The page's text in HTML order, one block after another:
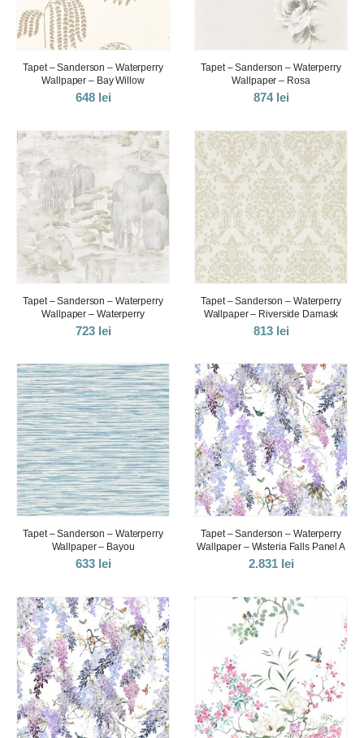
Tapet – Sanderson – Waterperry
Wallpaper – Bay Willow
648 lei
Tapet – Sanderson – Waterperry
Wallpaper – Rosa
874 lei
Tapet – Sanderson – Waterperry
Wallpaper – Waterperry
723 lei
Tapet – Sanderson – Waterperry
Wallpaper – Riverside Damask
813 lei
Tapet – Sanderson – Waterperry
Wallpaper – Bayou
633 lei
Tapet – Sanderson – Waterperry
Wallpaper – Wisteria Falls Panel A
2.831 lei